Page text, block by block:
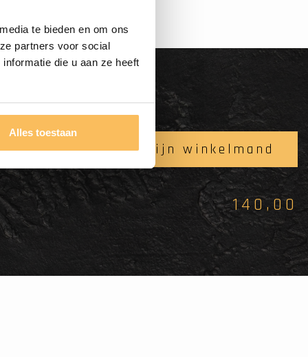
te bieden en om ons
partners voor social
die u aan ze heeft
Alles toestaan
In mijn winkelmand
140,00